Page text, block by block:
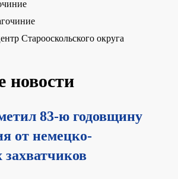
Старооскольского округа
новости
83-ю годовщину
от немецко-